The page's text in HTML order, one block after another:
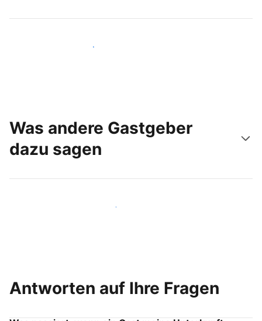
Noch heute neue Gäste erreichen
Was andere Gastgeber
dazu sagen
Schließen Sie sich Gastgebern wie Ihnen an
Antworten auf Ihre Fragen